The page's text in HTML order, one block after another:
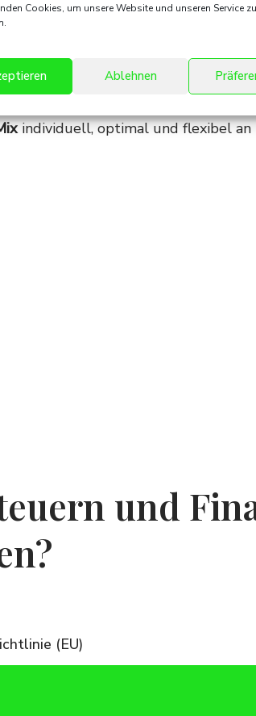
Cookies, um unsere Website und unseren Service zu
Ablehnen
Portfolio an Dienstleistungen
individuell, optimal und flexibel an
und
(EU)